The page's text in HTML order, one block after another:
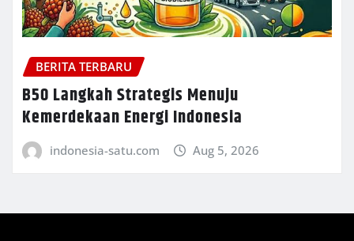
BERITA TERBARU
B50 Langkah Strategis Menuju
Kemerdekaan Energi Indonesia
indonesia-satu.com Aug 5, 2026